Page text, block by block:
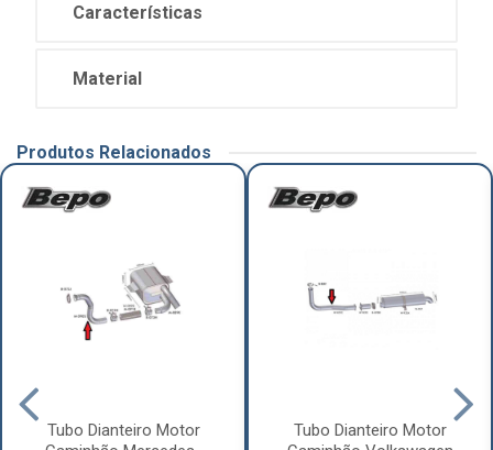
Características
Material
Produtos Relacionados
Tubo Dianteiro Motor
Tubo Dianteiro Motor